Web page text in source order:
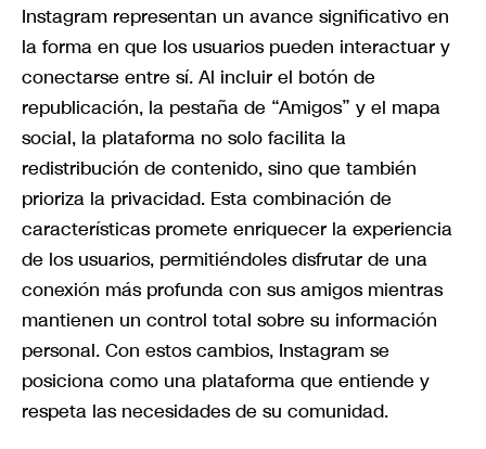
Instagram representan un avance significativo en
la forma en que los usuarios pueden interactuar y
conectarse entre sí. Al incluir el botón de
republicación, la pestaña de “Amigos” y el mapa
social, la plataforma no solo facilita la
redistribución de contenido, sino que también
prioriza la privacidad. Esta combinación de
características promete enriquecer la experiencia
de los usuarios, permitiéndoles disfrutar de una
conexión más profunda con sus amigos mientras
mantienen un control total sobre su información
personal. Con estos cambios, Instagram se
posiciona como una plataforma que entiende y
respeta las necesidades de su comunidad.